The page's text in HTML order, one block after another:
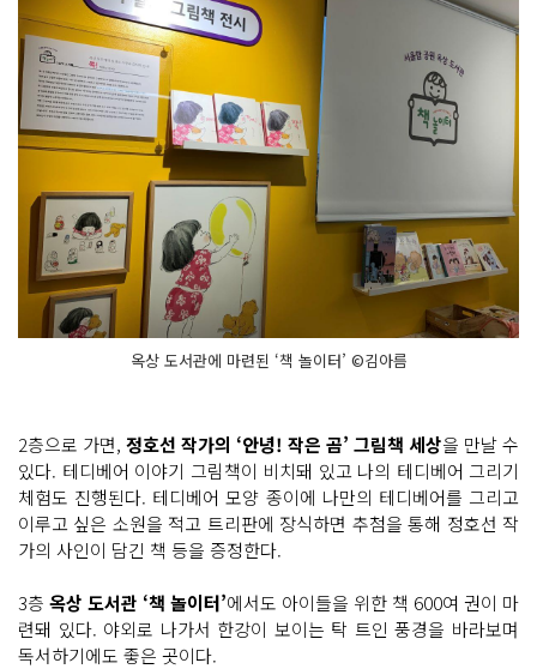
옥상 도서관에 마련된 ‘책 놀이터’ ©김아름
2층으로 가면, 정호선 작가의 ‘안녕! 작은 곰’ 그림책 세상을 만날 수
있다. 테디베어 이야기 그림책이 비치돼 있고 나의 테디베어 그리기
체험도 진행된다. 테디베어 모양 종이에 나만의 테디베어를 그리고
이루고 싶은 소원을 적고 트리판에 장식하면 추첨을 통해 정호선 작
가의 사인이 담긴 책 등을 증정한다.
3층 옥상 도서관 ‘책 놀이터’에서도 아이들을 위한 책 600여 권이 마
련돼 있다. 야외로 나가서 한강이 보이는 탁 트인 풍경을 바라보며
독서하기에도 좋은 곳이다.